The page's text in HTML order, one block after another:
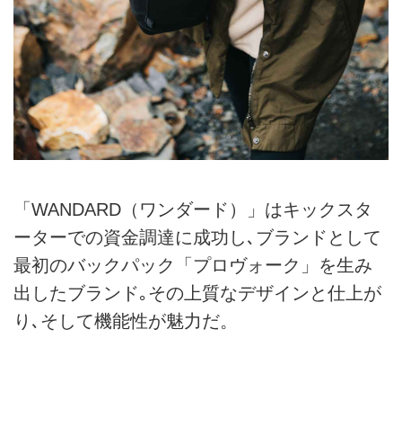
「WANDARD（ワンダード）」はキックスタ
ーターでの資金調達に成功し､ブランドとして
最初のバックパック「プロヴォーク」を生み
出したブランド｡その上質なデザインと仕上が
り､そして機能性が魅力だ。